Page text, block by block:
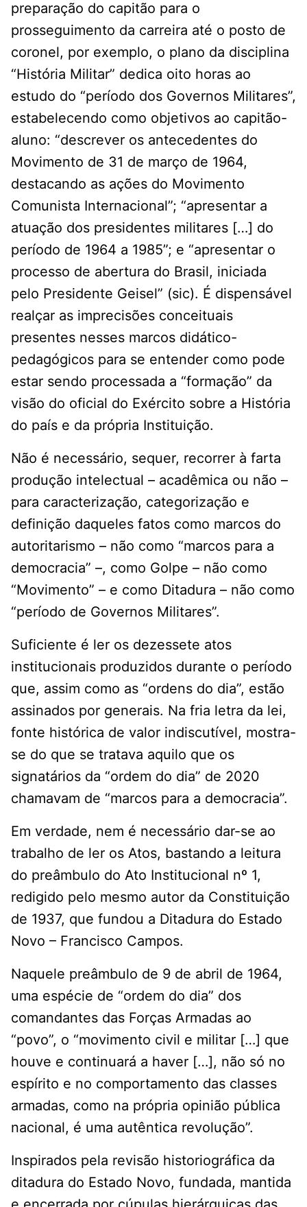
preparação do capitão para o
prosseguimento da carreira até o posto de
coronel, por exemplo, o plano da disciplina
“História Militar” dedica oito horas ao
estudo do “período dos Governos Militares”,
estabelecendo como objetivos ao capitão-
aluno: “descrever os antecedentes do
Movimento de 31 de março de 1964,
destacando as ações do Movimento
Comunista Internacional”; “apresentar a
atuação dos presidentes militares […] do
período de 1964 a 1985”; e “apresentar o
processo de abertura do Brasil, iniciada
pelo Presidente Geisel” (sic). É dispensável
realçar as imprecisões conceituais
presentes nesses marcos didático-
pedagógicos para se entender como pode
estar sendo processada a “formação” da
visão do oficial do Exército sobre a História
do país e da própria Instituição.
Não é necessário, sequer, recorrer à farta
produção intelectual – acadêmica ou não –
para caracterização, categorização e
definição daqueles fatos como marcos do
autoritarismo – não como “marcos para a
democracia” –, como Golpe – não como
“Movimento” – e como Ditadura – não como
“período de Governos Militares”.
Suficiente é ler os dezessete atos
institucionais produzidos durante o período
que, assim como as “ordens do dia”, estão
assinados por generais. Na fria letra da lei,
fonte histórica de valor indiscutível, mostra-
se do que se tratava aquilo que os
signatários da “ordem do dia” de 2020
chamavam de “marcos para a democracia”.
Em verdade, nem é necessário dar-se ao
trabalho de ler os Atos, bastando a leitura
do preâmbulo do Ato Institucional nº 1,
redigido pelo mesmo autor da Constituição
de 1937, que fundou a Ditadura do Estado
Novo – Francisco Campos.
Naquele preâmbulo de 9 de abril de 1964,
uma espécie de “ordem do dia” dos
comandantes das Forças Armadas ao
“povo”, o “movimento civil e militar […] que
houve e continuará a haver […], não só no
espírito e no comportamento das classes
armadas, como na própria opinião pública
nacional, é uma autêntica revolução”.
Inspirados pela revisão historiográfica da
ditadura do Estado Novo, fundada, mantida